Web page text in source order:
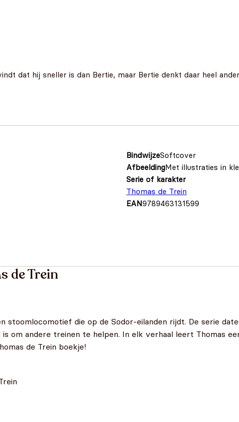
dat hij sneller is dan Bertie, maar Bertie denkt daar heel
BindwijzeSoftcover
AfbeeldingMet illustraties in
Serie of karakter
Thomas de Trein
EAN9789463131599
de Trein
stoomlocomotief die op de Sodor-eilanden rijdt. De serie
om andere treinen te helpen. In elk verhaal leert Thomas
de Trein boekje!